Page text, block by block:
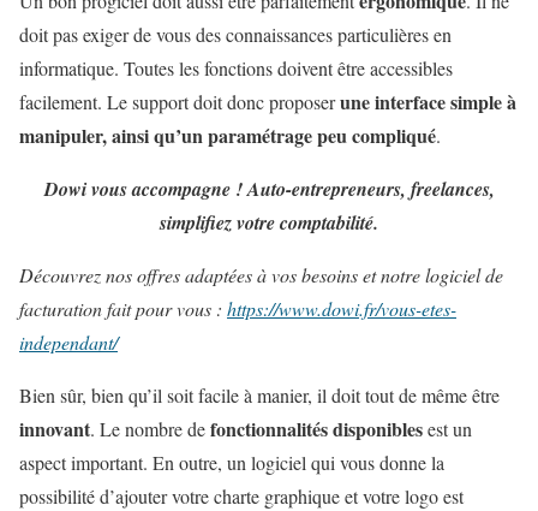
doit pas exiger de vous des connaissances particulières en
informatique. Toutes les fonctions doivent être accessibles
facilement. Le support doit donc proposerune interface simple à
manipuler, ainsi qu’un paramétrage peu compliqué.
Dowi vous accompagne ! Auto-entrepreneurs, freelances,
simplifiez votre comptabilité.
Découvrez nos offres adaptées à vos besoins et notre logiciel de
facturation fait pour vous : https://www.dowi.fr/vous-etes-
independant/
Bien sûr, bien qu’il soit facile à manier, il doit tout de même être
innovant. Le nombre defonctionnalités disponiblesest un
aspect important. En outre, un logiciel qui vous donne la
possibilité d’ajouter votre charte graphique et votre logo est